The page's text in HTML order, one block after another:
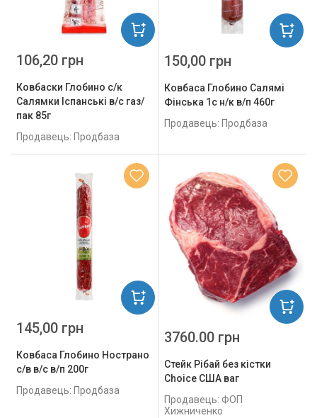
Ковбаски Глобино с/к
Салямки Іспанські в/с газ/
пак 85г
Продавець: Продбаза
106,20 грн
Ковбаса Глобино Салямі
Фінська 1с н/к в/п 460г
Продавець: Продбаза
150,00 грн
Ковбаса Глобино Нострано
с/в в/с в/п 200г
Продавець: Продбаза
145,00 грн
Стейк Рібай без кістки
Choice США ваг
Продавець: ФОП
Хижниченко
3760.00 грн